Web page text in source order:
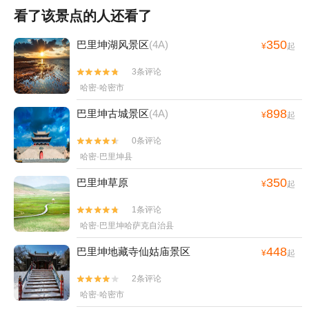
看了该景点的人还看了
巴里坤湖风景区(4A) ¥350起


3条评论
哈密·哈密市
巴里坤古城景区(4A) ¥898起


0条评论
哈密·巴里坤县
巴里坤草原 ¥350起


1条评论
哈密·巴里坤哈萨克自治县
巴里坤地藏寺仙姑庙景区 ¥448起


2条评论
哈密·哈密市